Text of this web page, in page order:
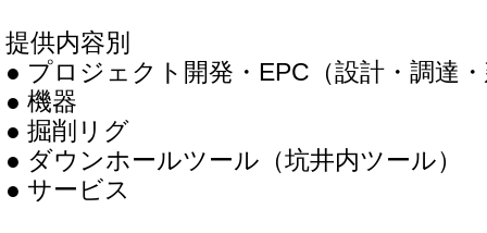
提供内容別
● プロジェクト開発・EPC（設計・調達
● 機器
● 掘削リグ
● ダウンホールツール（坑井内ツール）
● サービス